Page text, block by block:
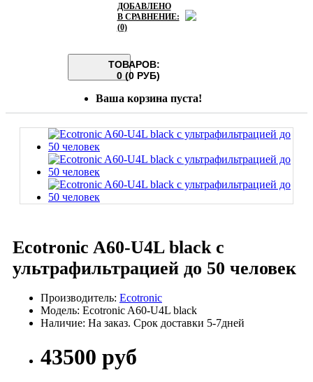
ДОБАВЛЕНО
В СРАВНЕНИЕ:
(0)
ТОВАРОВ:
0 (0 РУБ)
Ваша корзина пуста!
Ecotronic A60-U4L black с
ультрафильтрацией до 50 человек
Производитель: Ecotronic
Модель: Ecotronic A60-U4L black
Наличие: На заказ. Срок доставки 5-7дней
43500 руб